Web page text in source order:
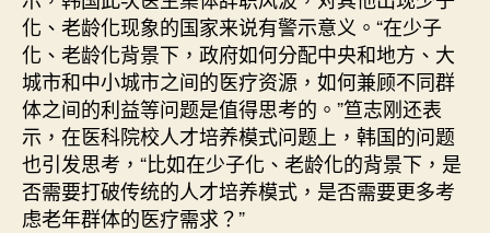
化、老龄化现象的国家来说有警示意义。“在少子
化、老龄化背景下，政府如何分配中央和地方、大
城市和中小城市之间的医疗资源，如何兼顾不同群
体之间的利益等问题是值得思考的。”笪志刚还表
示，在医科院校人才培养模式问题上，韩国的问题
也引发思考，“比如在少子化、老龄化的背景下，是
否需要打破传统的人才培养模式，是否需要更多考
虑老年群体的医疗需求？”